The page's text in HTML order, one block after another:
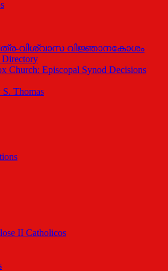
വിശ്വാസ വിജ്ഞാനകോശം
Directory
Church: Episcopal Synod Decisions
Thomas
II Catholicos